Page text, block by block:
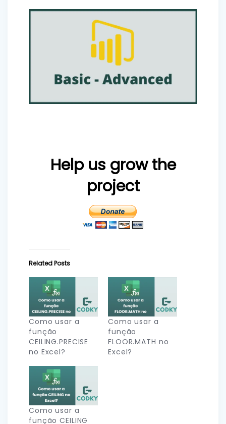
Help us grow the
project
Related Posts
Como usar a
função
CEILING.PRECISE
no Excel?
Como usar a
função
FLOOR.MATH no
Excel?
Como usar a
função CEILING